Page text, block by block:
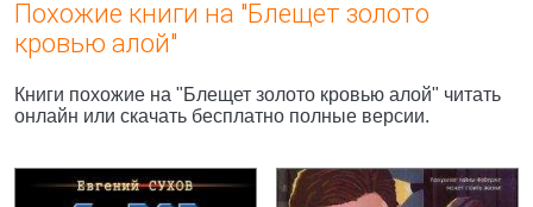
Похожие книги на "Блещет золото
кровью алой"
Книги похожие на "Блещет золото кровью алой" читать
онлайн или скачать бесплатно полные версии.